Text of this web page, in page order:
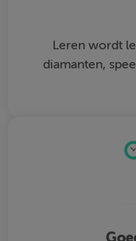
Leren wordt
diamanten,